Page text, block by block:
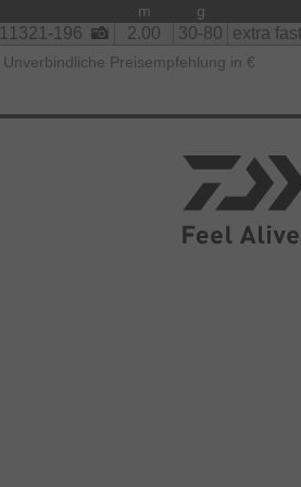
m g
11321-196 2.00 30-80 extra
Unverbindliche Preisempfehlung in €